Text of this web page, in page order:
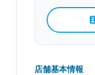
店舗基本情報